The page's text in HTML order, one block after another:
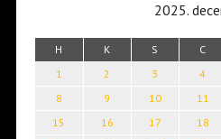
2025.
H K S C
1 2 3 4
8
9 10 11
15
16 17 18